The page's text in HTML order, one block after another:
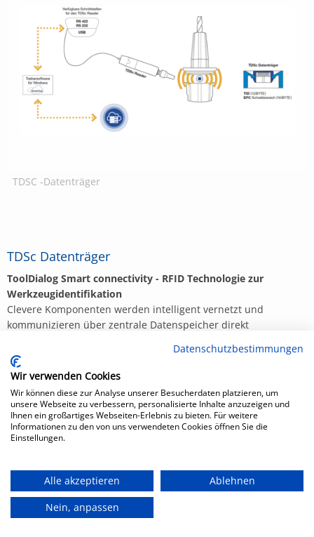
TDSC -Datenträger
TDSc Datenträger
ToolDialog Smart connectivity - RFID Technologie zur
Werkzeugidentifikation
Clevere Komponenten werden intelligent vernetzt und
kommunizieren über zentrale Datenspeicher direkt
Industrie 4.0 erklären. Bilz bietet im Rahmen dieser Industrie
4.0 Aktivitäten mit seinem SmartChip ein neues,
kostengünstiges System.
Übertragung im UHF-Bereich nach ISO 18000-6
Datenschutzbestimmungen
Wir verwenden Cookies
Wir können diese zur Analyse unserer Besucherdaten platzieren, um
unsere Webseite zu verbessern, personalisierte Inhalte anzuzeigen und
Ihnen ein großartiges Webseiten-Erlebnis zu bieten. Für weitere
Informationen zu den von uns verwendeten Cookies öffnen Sie die
Einstellungen.
Alle akzeptieren
Ablehnen
Nein, anpassen